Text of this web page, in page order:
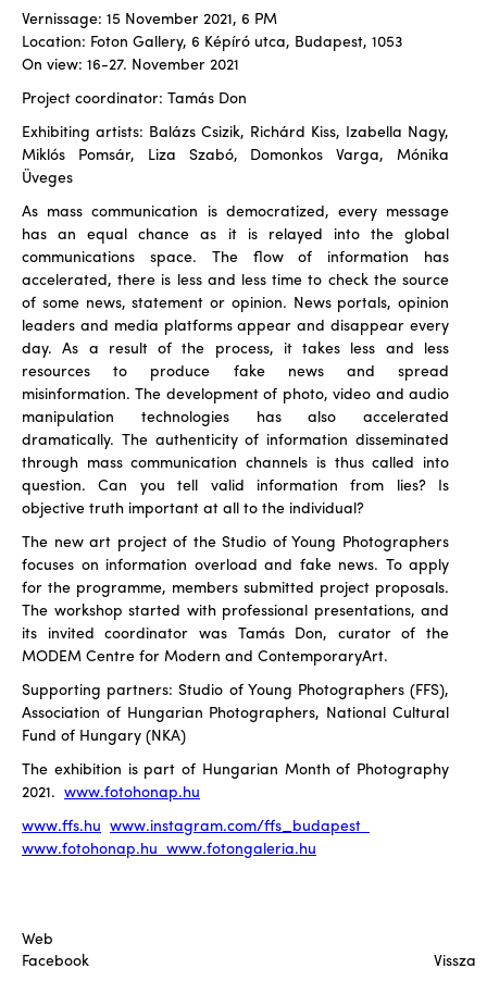
Vernissage: 15 November 2021, 6 PM
Location: Foton Gallery, 6 Képíró utca, Budapest, 1053
On view: 16-27. November 2021
Project coordinator: Tamás Don
Exhibiting artists: Balázs Csizik, Richárd Kiss, Izabella Nagy,
Miklós Pomsár, Liza Szabó, Domonkos Varga, Mónika
Üveges
As mass communication is democratized, every message
has an equal chance as it is relayed into the global
communications space. The flow of information has
accelerated, there is less and less time to check the source
of some news, statement or opinion. News portals, opinion
leaders and media platforms appear and disappear every
day. As a result of the process, it takes less and less
resources to produce fake news and spread
misinformation. The development of photo, video and audio
manipulation technologies has also accelerated
dramatically. The authenticity of information disseminated
through mass communication channels is thus called into
question. Can you tell valid information from lies? Is
objective truth important at all to the individual?
The new art project of the Studio of Young Photographers
focuses on information overload and fake news. To apply
for the programme, members submitted project proposals.
The workshop started with professional presentations, and
its invited coordinator was Tamás Don, curator of the
MODEM Centre for Modern and ContemporaryArt.
Supporting partners: Studio of Young Photographers (FFS),
Association of Hungarian Photographers, National Cultural
Fund of Hungary (NKA)
The exhibition is part of Hungarian Month of Photography
2021. www.fotohonap.hu
www.ffs.hu www.instagram.com/ffs_budapest
www.fotohonap.hu www.fotongaleria.hu
Web
Facebook
Vissza